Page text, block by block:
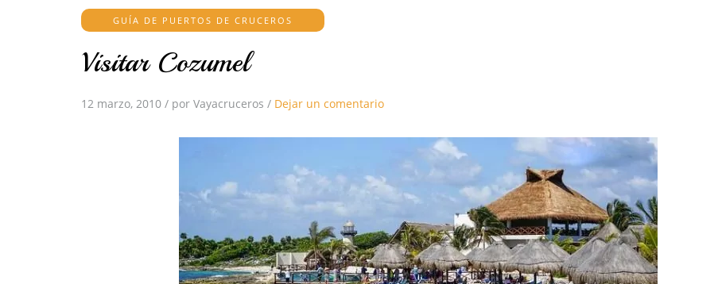
GUÍA DE PUERTOS DE CRUCEROS
Visitar Cozumel
12 marzo, 2010 / por Vayacruceros / Dejar un comentario